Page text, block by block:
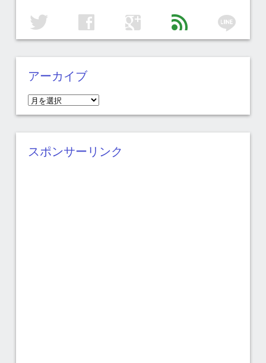
twitter facebook google feed line
アーカイブ
ア
ー
カ
イ
スポンサーリンク